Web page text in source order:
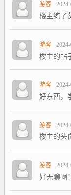
游客
楼主练了
游客
楼主的帖
游客
好东西，
游客
楼主的头
游客
好无聊啊